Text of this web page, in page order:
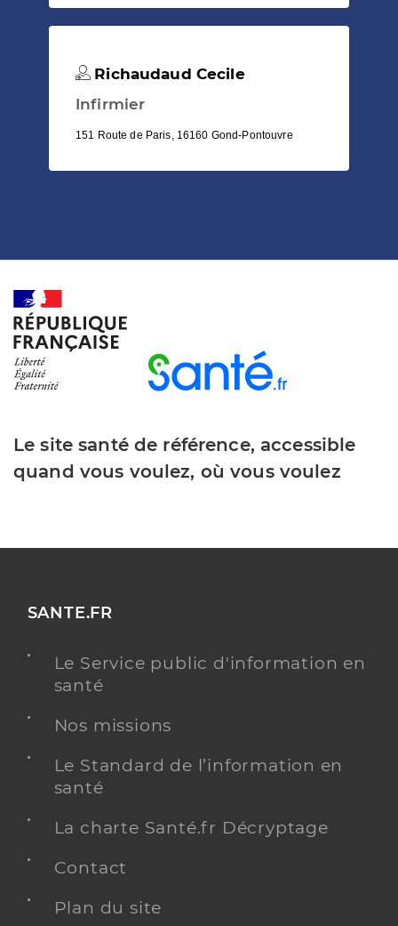
Richaudaud Cecile
Infirmier
151 Route de Paris, 16160 Gond-Pontouvre
Le site santé de référence, accessible
quand vous voulez, où vous voulez
SANTE.FR
Le Service public d'information en
santé
Nos missions
Le Standard de l’information en
santé
La charte Santé.fr Décryptage
Contact
Plan du site